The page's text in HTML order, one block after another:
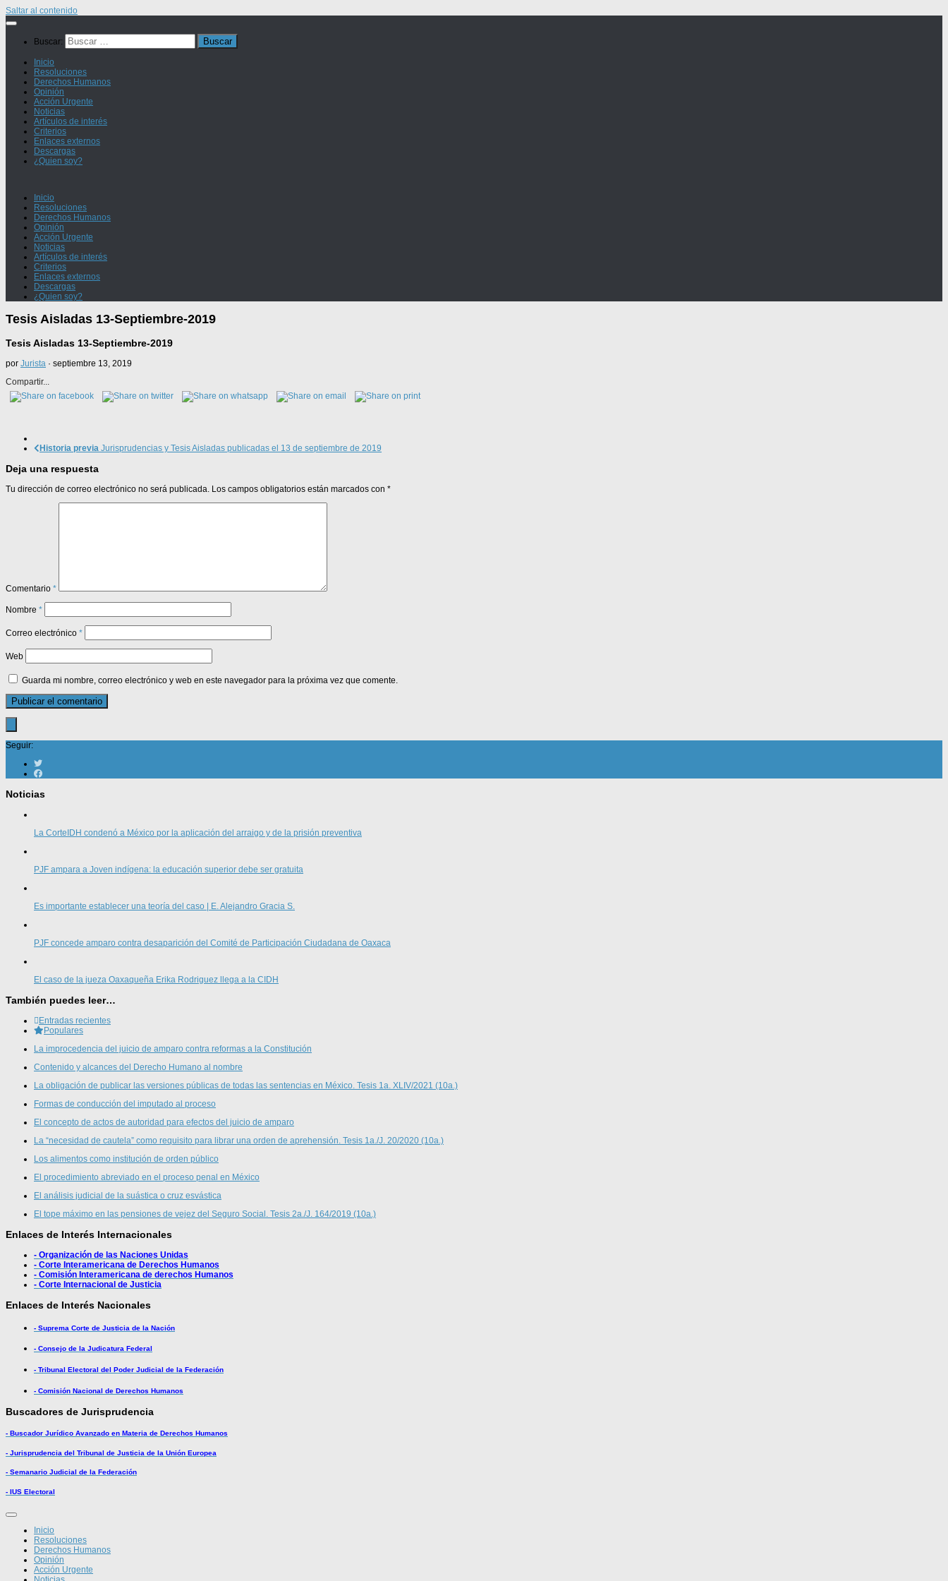
Saltar al contenido
Buscar:
Inicio
Resoluciones
Derechos Humanos
Opinión
Acción Urgente
Noticias
Artículos de interés
Criterios
Enlaces externos
Descargas
¿Quien soy?
Inicio
Resoluciones
Derechos Humanos
Opinión
Acción Urgente
Noticias
Artículos de interés
Criterios
Enlaces externos
Descargas
¿Quien soy?
Tesis Aisladas 13-Septiembre-2019
Tesis Aisladas 13-Septiembre-2019
por Jurista · septiembre 13, 2019
Compartir...
Historia previa Jurisprudencias y Tesis Aisladas publicadas el 13 de septiembre de 2019
Deja una respuesta
Tu dirección de correo electrónico no será publicada. Los campos obligatorios están marcados con *
Comentario *
Nombre *
Correo electrónico *
Web
Guarda mi nombre, correo electrónico y web en este navegador para la próxima vez que comente.
Seguir:
Noticias
La CorteIDH condenó a México por la aplicación del arraigo y de la prisión preventiva
PJF ampara a Joven indígena: la educación superior debe ser gratuita
Es importante establecer una teoría del caso | E. Alejandro Gracia S.
PJF concede amparo contra desaparición del Comité de Participación Ciudadana de Oaxaca
El caso de la jueza Oaxaqueña Erika Rodriguez llega a la CIDH
También puedes leer…
Entradas recientes
Populares
La improcedencia del juicio de amparo contra reformas a la Constitución
Contenido y alcances del Derecho Humano al nombre
La obligación de publicar las versiones públicas de todas las sentencias en México. Tesis 1a. XLIV/2021 (10a.)
Formas de conducción del imputado al proceso
El concepto de actos de autoridad para efectos del juicio de amparo
La “necesidad de cautela” como requisito para librar una orden de aprehensión. Tesis 1a./J. 20/2020 (10a.)
Los alimentos como institución de orden público
El procedimiento abreviado en el proceso penal en México
El análisis judicial de la suástica o cruz esvástica
El tope máximo en las pensiones de vejez del Seguro Social. Tesis 2a./J. 164/2019 (10a.)
Enlaces de Interés Internacionales
- Organización de las Naciones Unidas
- Corte Interamericana de Derechos Humanos
- Comisión Interamericana de derechos Humanos
- Corte Internacional de Justicia
Enlaces de Interés Nacionales
- Suprema Corte de Justicia de la Nación
- Consejo de la Judicatura Federal
- Tribunal Electoral del Poder Judicial de la Federación
- Comisión Nacional de Derechos Humanos
Buscadores de Jurisprudencia
- Buscador Jurídico Avanzado en Materia de Derechos Humanos
- Jurisprudencia del Tribunal de Justicia de la Unión Europea
- Semanario Judicial de la Federación
- IUS Electoral
Inicio
Resoluciones
Derechos Humanos
Opinión
Acción Urgente